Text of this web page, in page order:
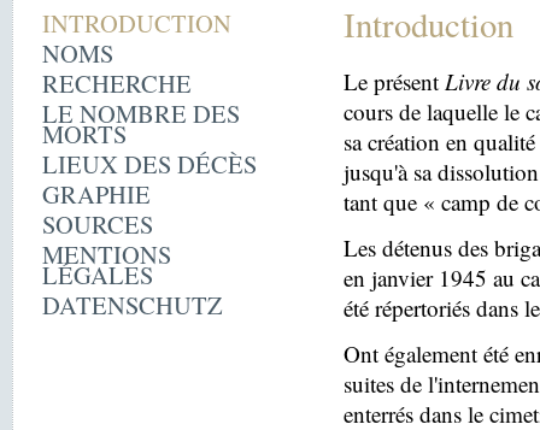
INTRODUCTION
NOMS
RECHERCHE
LE NOMBRE DES
MORTS
LIEUX DES DÉCÈS
GRAPHIE
SOURCES
MENTIONS
LÉGALES
DATENSCHUTZ
Introduction
Le présentLivre du
cours de laquelle le
sa création en
jusqu'à sa
tant que « camp de
Les détenus des
en janvier 1945 au
été répertoriés dans
Ont également été
suites de
enterrés dans le